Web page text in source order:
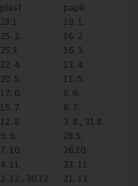
plast
papír
28.1.
19. 1.
25. 2.
16. 2.
25.3.
16. 3.
22. 4.
13. 4.
20. 5.
11. 5.
17. 6.
8. 6.
15. 7.
6. 7.
12. 8.
3. 8., 31.8.
9. 9.
28.9.
7. 10.
26.10.
4. 11.
23. 11.
2. 12., 30.12. 21. 12.